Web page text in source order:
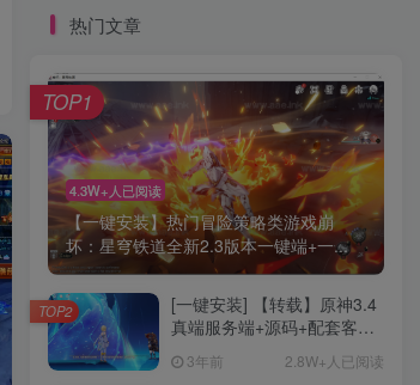
热门文章
4.3W+人已阅读
【一键安装】热门冒险策略类游戏崩
坏：星穹铁道全新2.3版本一键端+一...
TOP1
[一键安装] 【转载】原神3.4
真端服务端+源码+配套客户
说明文件
3年前 2.8W+人已阅读
TOP2